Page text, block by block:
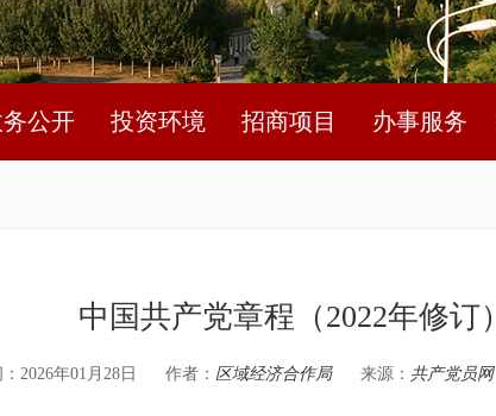
公开 投资环境 招商项目 办事服务
中国共产党章程（2022年修订）
2026年01月28日 作者： 区域经济合作局 来源： 共产党员网